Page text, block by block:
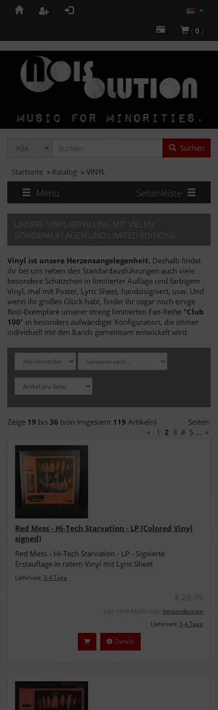
( 0 )
Suchen
Startseite » Katalog » VINYL
Menü Seitenleiste
UNSERE VINYLABTEILUNG MIT VIELEN
SONDERAUFLAGEN UND LIMITED EDITIONS
Vinyl ist unsere Herzensangelegenheit. Deshalb findet
ihr bei uns neben den Standardausführungen auch viele
besondere Schätzchen in limitierter Auflage und farbigem
Vinyl, mal mit Poster, Lyric Sheet, handsisigniert, usw. Und
wenn ihr großes Glück habt, findet ihr sogar noch einige
Rest-Exemplare unserer streng limitierten Fan-Reihe "Club
100" in besonders aufwändiger Konfiguration, die immer
individuell mit den Bands gemeinsam entwickelt wird.
Zeige 19 bis 36 (von insgesamt 119 Artikeln)
Seiten:
«
1 2 3 4 5 ... »
Red Mess - Hi-Tech Starvation - LP (Colored Vinyl
signed)
Red Mess - Hi-Tech Starvation - LP - Signierte
Erstauflage in rotem Vinyl mit Lyric Sheet
Lieferzeit: 3-4 Tage
€ 26,99
inkl. 19 % MwSt. zzgl. Versandkosten
Lieferzeit: 3-4 Tage
Details